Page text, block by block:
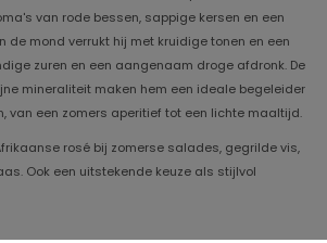
van rode bessen, sappige kersen en een
de mond verrukt hij met kruidige tonen en een
zuren en een aangenaam droge afdronk. De
mineraliteit maken hem een ​​ideale begeleider
van een zomers aperitief tot een lichte maaltijd.
rosé bij zomerse salades, gegrilde vis,
Ook een uitstekende keuze als stijlvol